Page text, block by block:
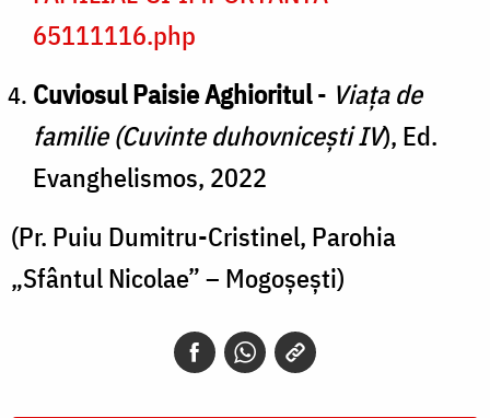
65111116.php
Cuviosul Paisie Aghioritul- Viața de
familie (Cuvinte duhovnicești IV), Ed.
Evanghelismos, 2022
(Pr. Puiu Dumitru-Cristinel, Parohia
„Sfântul Nicolae” – Mogoșești)